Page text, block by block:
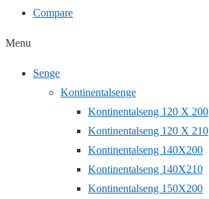
Compare
Menu
Senge
Kontinentalsenge
Kontinentalseng 120 X 200
Kontinentalseng 120 X 210
Kontinentalseng 140X200
Kontinentalseng 140X210
Kontinentalseng 150X200